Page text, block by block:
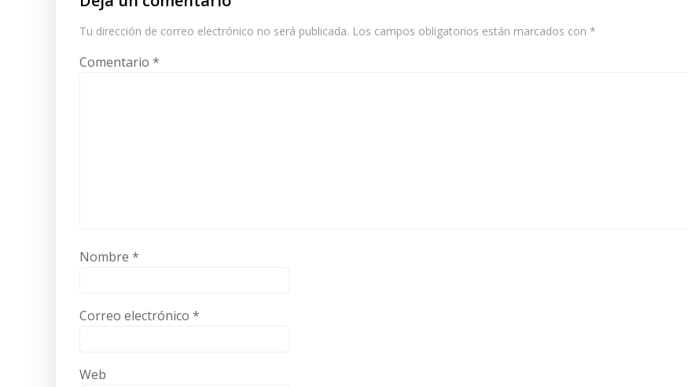
Tu dirección de correo electrónico no será publicada. Los campos obligatorios están marcados con *
Comentario *
Nombre *
Correo electrónico *
Web